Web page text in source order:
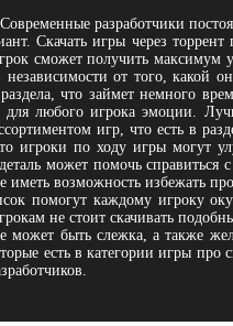
разработчики
Скачать игры через торрент
сможет получить максимум
от того, какой
что займет немного
для любого игрока эмоции.
игр, что есть в
игроки по ходу игры могут
может помочь справиться с
иметь возможность избежать
помогут каждому игроку
не стоит скачивать
может быть слежка, а также
есть в категории игры про